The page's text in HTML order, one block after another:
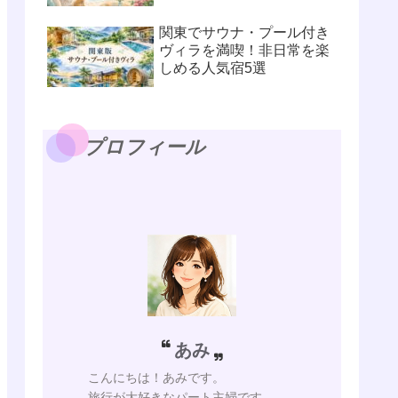
関東でサウナ・プール付き
ヴィラを満喫！非日常を楽
しめる人気宿5選
プロフィール
あみ
こんにちは！あみです。